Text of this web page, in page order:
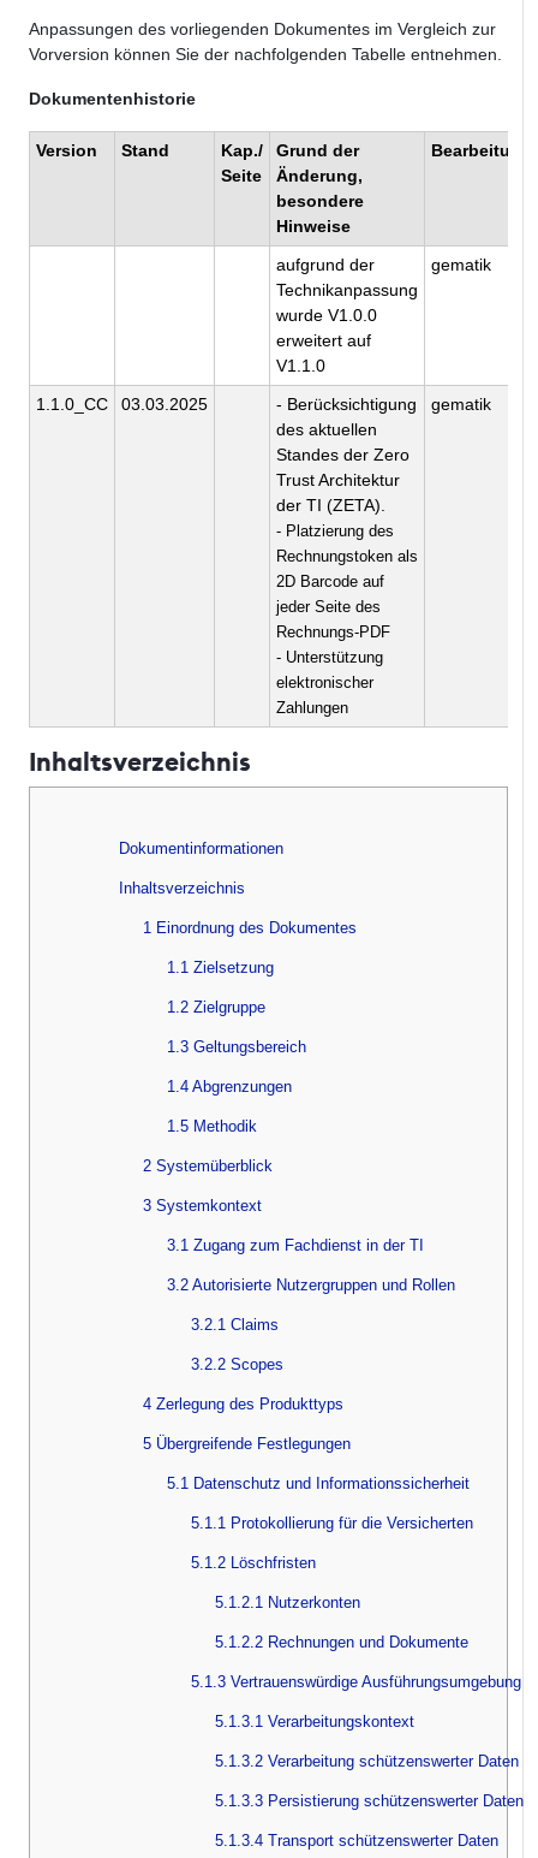
Anpassungen des vorliegenden Dokumentes im Vergleich zur
Vorversion können Sie der nachfolgenden Tabelle entnehmen.
Dokumentenhistorie
Version Stand
Kap./
Seite
Grund der
Änderung,
besondere
Hinweise
Bearbeitung
aufgrund der
Technikanpassung
wurde V1.0.0
erweitert auf
V1.1.0
gematik
1.1.0_CC 03.03.2025
- Berücksichtigung
des aktuellen
Standes der Zero
Trust Architektur
der TI (ZETA).
- Platzierung des
Rechnungstoken als
2D Barcode auf
jeder Seite des
Rechnungs-PDF
- Unterstützung
elektronischer
Zahlungen
gematik
Inhaltsverzeichnis
Dokumentinformationen
Inhaltsverzeichnis
1 Einordnung des Dokumentes
1.1 Zielsetzung
1.2 Zielgruppe
1.3 Geltungsbereich
1.4 Abgrenzungen
1.5 Methodik
2 Systemüberblick
3 Systemkontext
3.1 Zugang zum Fachdienst in der TI
3.2 Autorisierte Nutzergruppen und Rollen
3.2.1 Claims
3.2.2 Scopes
4 Zerlegung des Produkttyps
5 Übergreifende Festlegungen
5.1 Datenschutz und Informationssicherheit
5.1.1 Protokollierung für die Versicherten
5.1.2 Löschfristen
5.1.2.1 Nutzerkonten
5.1.2.2 Rechnungen und Dokumente
5.1.3 Vertrauenswürdige Ausführungsumgebung
5.1.3.1 Verarbeitungskontext
5.1.3.2 Verarbeitung schützenswerter Daten
5.1.3.3 Persistierung schützenswerter Daten
5.1.3.4 Transport schützenswerter Daten